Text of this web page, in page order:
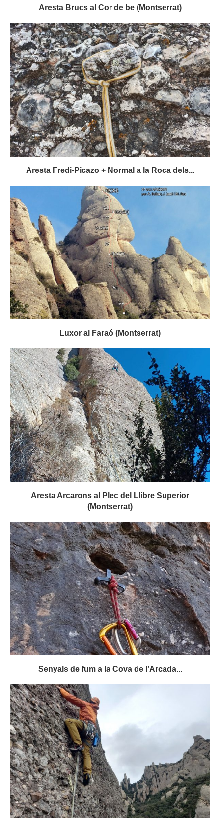
Aresta Brucs al Cor de be (Montserrat)
Aresta Fredi-Picazo + Normal a la Roca dels...
Luxor al Faraó (Montserrat)
Aresta Arcarons al Plec del Llibre Superior
(Montserrat)
Senyals de fum a la Cova de l’Arcada...